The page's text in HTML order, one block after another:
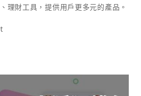
理財工具，提供用戶更多元的產品。